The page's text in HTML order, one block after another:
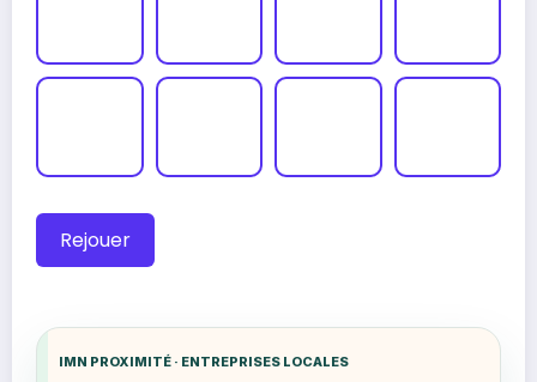
Rejouer
IMN PROXIMITÉ · ENTREPRISES LOCALES